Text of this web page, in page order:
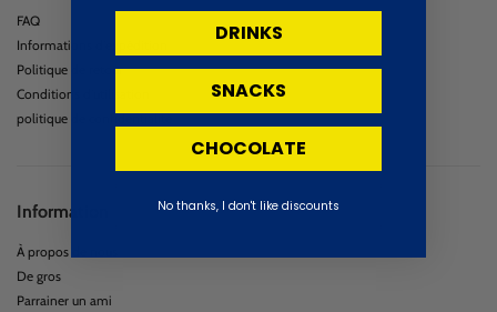
FAQ
Informations d'expédition
Politique de retour
Conditions d'utilisation
politique de confidentialité
Information
À propos de nous
De gros
Parrainer un ami
DRINKS
SNACKS
CHOCOLATE
No thanks, I don't like discounts